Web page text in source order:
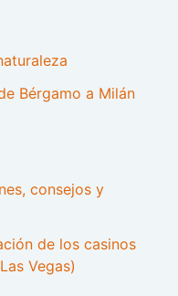
Bérgamo a Milán
consejos y
de los casinos
Vegas)